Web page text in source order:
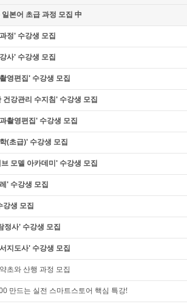
본어 초급 과정 모집 中
정' 수강생 모집
사' 수강생 모집
영편집' 수강생 모집
강관리 수지침' 수강생 모집
촬영편집' 수강생 모집
(초급)' 수강생 모집
모델 아카데미' 수강생 모집
' 수강생 모집
생 모집
정사' 수강생 모집
지도사' 수강생 모집
초와 산행 과정 모집
만드는 실전 스마트스토어 핵심 특강!